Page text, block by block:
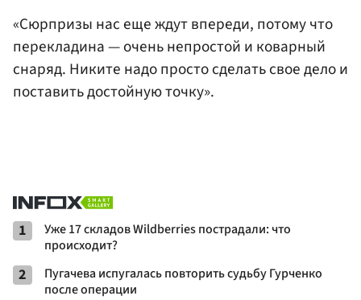
«Сюрпризы нас еще ждут впереди, потому что
перекладина — очень непростой и коварный
снаряд. Никите надо просто сделать свое дело и
поставить достойную точку».
1
Уже 17 складов Wildberries пострадали: что
происходит?
2
Пугачева испугалась повторить судьбу Гурченко
после операции